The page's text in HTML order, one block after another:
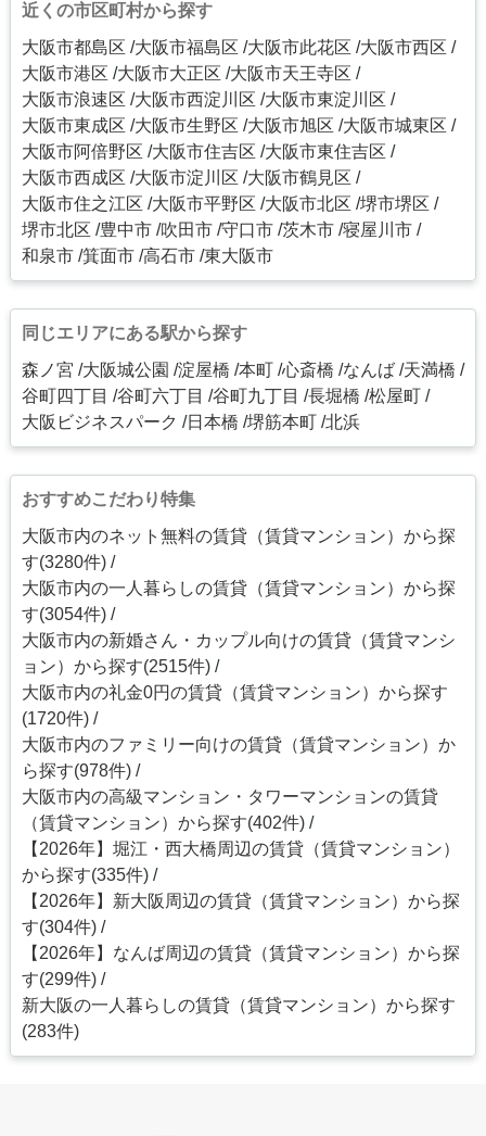
近くの市区町村から探す
大阪市都島区 大阪市福島区 大阪市此花区 大阪市西区
大阪市港区 大阪市大正区 大阪市天王寺区
大阪市浪速区 大阪市西淀川区 大阪市東淀川区
大阪市東成区 大阪市生野区 大阪市旭区 大阪市城東区
大阪市阿倍野区 大阪市住吉区 大阪市東住吉区
大阪市西成区 大阪市淀川区 大阪市鶴見区
大阪市住之江区 大阪市平野区 大阪市北区 堺市堺区
堺市北区 豊中市 吹田市 守口市 茨木市 寝屋川市
和泉市 箕面市 高石市 東大阪市
同じエリアにある駅から探す
森ノ宮 大阪城公園 淀屋橋 本町 心斎橋 なんば 天満橋
谷町四丁目
谷町六丁目 谷町九丁目 長堀橋 松屋町
大阪ビジネスパーク
日本橋 堺筋本町 北浜
おすすめこだわり特集
大阪市内のネット無料の賃貸（賃貸マンション）から探
す(3280件)
大阪市内の一人暮らしの賃貸（賃貸マンション）から探
す(3054件)
大阪市内の新婚さん・カップル向けの賃貸（賃貸マンシ
ョン）から探す(2515件)
大阪市内の礼金0円の賃貸（賃貸マンション）から探す
(1720件)
大阪市内のファミリー向けの賃貸（賃貸マンション）か
ら探す(978件)
大阪市内の高級マンション・タワーマンションの賃貸
（賃貸マンション）から探す(402件)
【2026年】堀江・西大橋周辺の賃貸（賃貸マンション）
から探す(335件)
【2026年】新大阪周辺の賃貸（賃貸マンション）から探
す(304件)
【2026年】なんば周辺の賃貸（賃貸マンション）から探
す(299件)
新大阪の一人暮らしの賃貸（賃貸マンション）から探す
(283件)